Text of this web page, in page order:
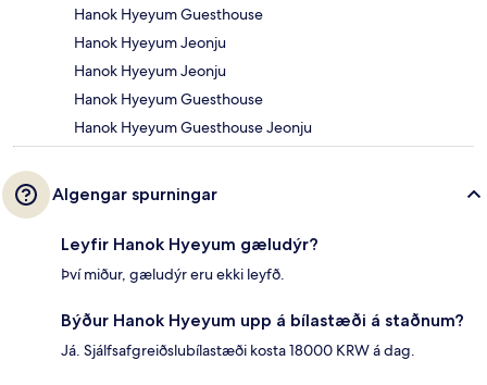
Hanok Hyeyum Guesthouse
Hanok Hyeyum Jeonju
Hanok Hyeyum Jeonju
Hanok Hyeyum Guesthouse
Hanok Hyeyum Guesthouse Jeonju
Algengar spurningar
Leyfir Hanok Hyeyum gæludýr?
Því miður, gæludýr eru ekki leyfð.
Býður Hanok Hyeyum upp á bílastæði á staðnum?
Já. Sjálfsafgreiðslubílastæði kosta 18000 KRW á dag.